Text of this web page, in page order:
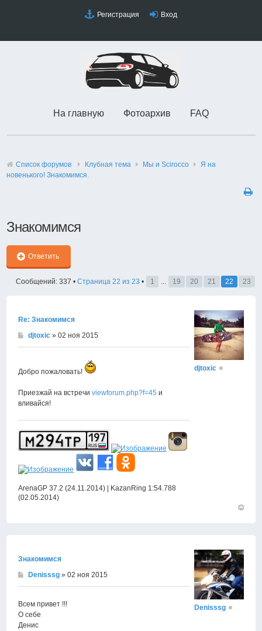
Регистрация Вход
На главную Фотоархив FAQ
Список форумов Клубная тема Мы и Scirocco
Я на
новенького! Знакомимся.
Знакомимся
Ответить
Сообщений: 337 • Страница 22 из 23 • 1 ... 19 20 21 22 23
Re: Знакомимся
djtoxic » 02 ноя 2015
Добро пожаловать!
Приезжай на встречиviewforum.php?f=45 и
вливайся!
ArenaGP 37.2 (24.11.2014) | KazanRing 1:54.788
(02.05.2014)
djtoxic
Знакомимся
Denisssg » 02 ноя 2015
Всем привет !!!
О себе
Денис
Denisssg